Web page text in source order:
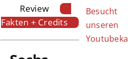
Review
Fakten + Credits
Besucht
unseren